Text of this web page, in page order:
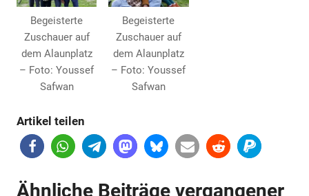
Begeisterte
Zuschauer auf
dem Alaunplatz
– Foto: Youssef
Safwan
Begeisterte
Zuschauer auf
dem Alaunplatz
– Foto: Youssef
Safwan
Artikel teilen
Ähnliche Beiträge vergangener